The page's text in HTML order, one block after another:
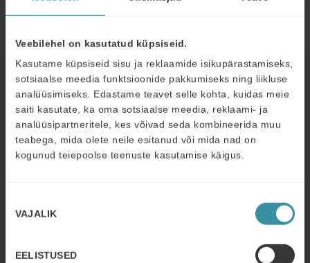
Veebilehel on kasutatud küpsiseid.
Kasutame küpsiseid sisu ja reklaamide isikupärastamiseks,
sotsiaalse meedia funktsioonide pakkumiseks ning liikluse
analüüsimiseks. Edastame teavet selle kohta, kuidas meie
saiti kasutate, ka oma sotsiaalse meedia, reklaami- ja
analüüsipartneritele, kes võivad seda kombineerida muu
teabega, mida olete neile esitanud või mida nad on
kogunud teiepoolse teenuste kasutamise käigus.
valik
VAJALIK
EELISTUSED
Read next
DETSEMBER 2| 3 MIN READ
How Resinex is elevating commercial
excellence across Europe
boosted its sales prospecting with